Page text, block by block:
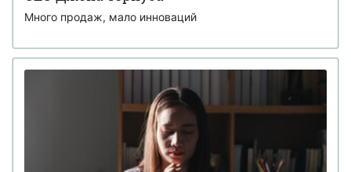
Много продаж, мало инноваций